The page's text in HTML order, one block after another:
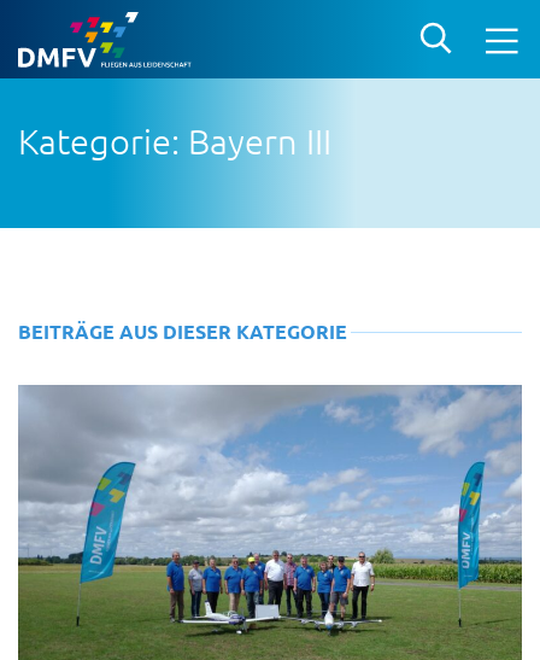
Kategorie: Bayern III
BEITRÄGE AUS DIESER KATEGORIE